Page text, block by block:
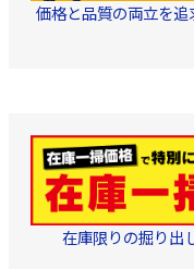
価格と品質の両立を
在庫限りの掘り出